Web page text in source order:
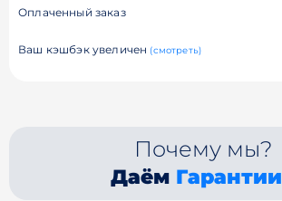
Оплаченный заказ
Ваш кэшбэк увеличен (смотреть)
Почему мы?
Даём Гарантии